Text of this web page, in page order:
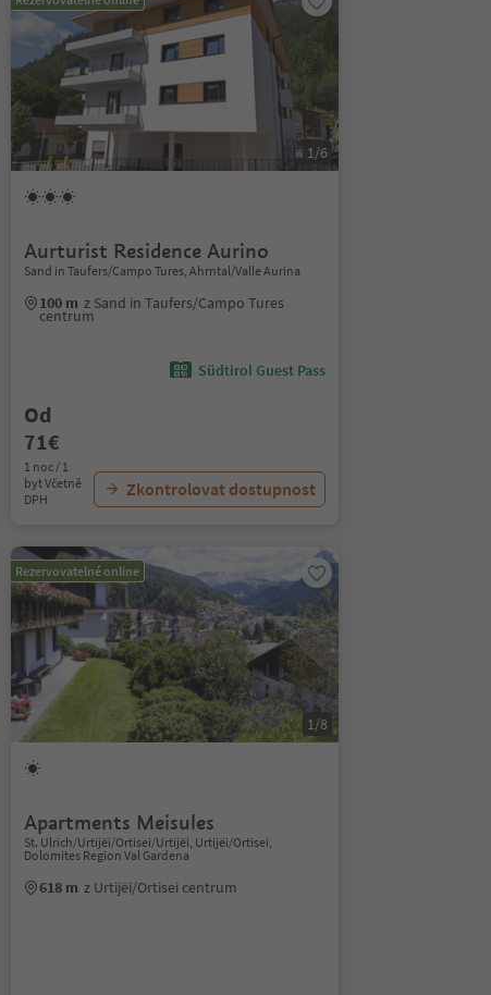
1/6
Aurturist Residence Aurino
Sand in Taufers/Campo Tures, Ahrntal/Valle Aurina
100 m z Sand in Taufers/Campo Tures
centrum
Südtirol Guest Pass
Od
71€
1 noc / 1
byt Včetně
DPH
Zkontrolovat dostupnost
Rezervovatelné online
1/8
Apartments Meisules
St. Ulrich/Urtijëi/Ortisei/Urtijëi, Urtijëi/Ortisei,
Dolomites Region Val Gardena
618 m z Urtijëi/Ortisei centrum